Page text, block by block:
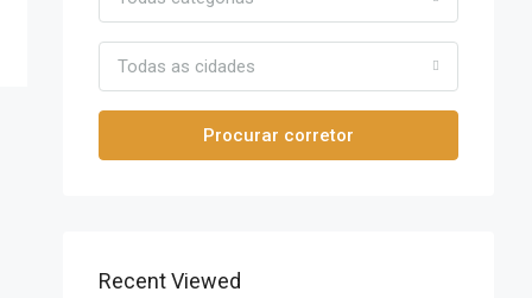
Todas as cidades
Procurar corretor
Recent Viewed